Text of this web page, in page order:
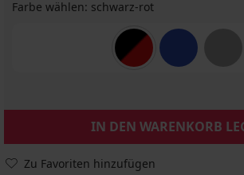
Farbe wählen: schwarz-rot
IN DEN WARENKORB
Zu Favoriten hinzufügen